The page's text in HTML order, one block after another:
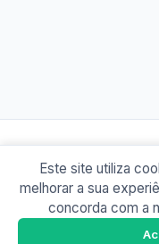
©
Sobre Contato
Este site utiliza
melhorar a sua
concorda com a